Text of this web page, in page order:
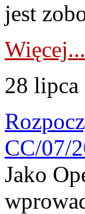
jest
Więcej...
28 lipca
CC/07/
Jako